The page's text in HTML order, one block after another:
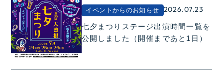
イベントからのお知らせ 2026.07.23
七夕まつりステージ出演時間一覧を
公開しました（開催まであと1日）